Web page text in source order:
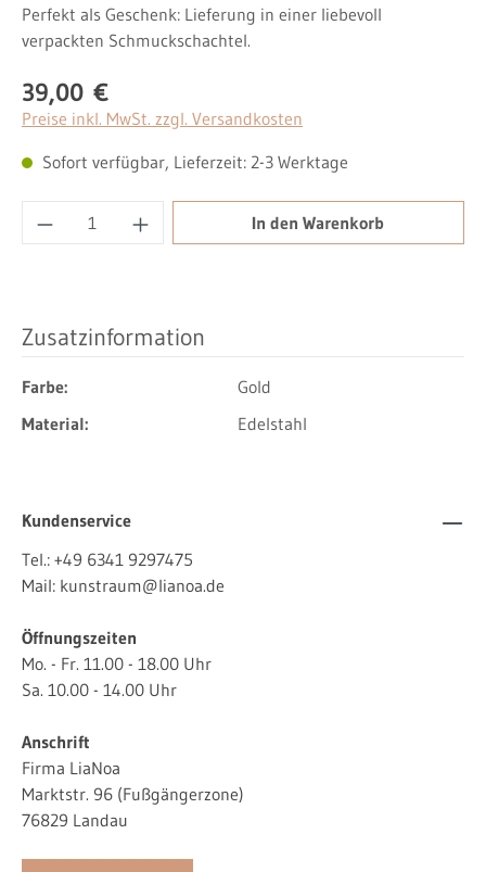
Perfekt als Geschenk: Lieferung in einer liebevoll
verpackten Schmuckschachtel.
Regulärer Preis:
39,00 €
Preise inkl. MwSt. zzgl. Versandkosten
Sofort verfügbar, Lieferzeit: 2-3 Werktage
Produkt Anzahl: Gib den gewünschten
In den Warenkorb
Zusatzinformation
Farbe:
Gold
Material:
Edelstahl
Kundenservice
Tel.: +49 6341 9297475
Mail: kunstraum@lianoa.de
Öffnungszeiten
Mo. - Fr. 11.00 - 18.00 Uhr
Sa. 10.00 - 14.00 Uhr
Anschrift
Firma LiaNoa
Marktstr. 96 (Fußgängerzone)
76829 Landau